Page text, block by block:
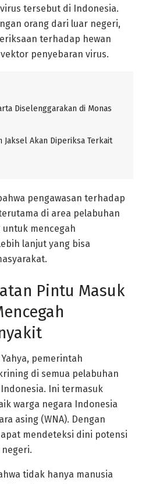
tersebut di Indonesia.
orang dari luar negeri,
terhadap hewan
penyebaran virus.
Diselenggarakan di Monas
Jaksel Akan Diperiksa Terkait
pengawasan terhadap
di area pelabuhan
mencegah
lanjut yang bisa
Pintu Masuk
pemerintah
di semua pelabuhan
Ini termasuk
warga negara Indonesia
asing (WNA). Dengan
mendeteksi dini potensi
tidak hanya manusia